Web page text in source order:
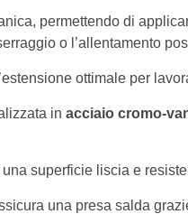
permettendo di
o l’allentamento
ottimale per
in acciaio cromo-
superficie liscia e
una presa salda